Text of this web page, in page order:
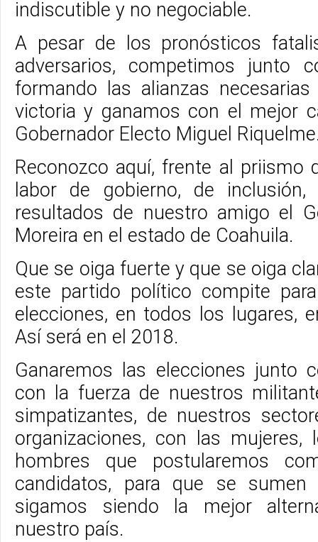
indiscutible y no negociable.
A pesar de los pronósticos
adversarios, competimos junto
formando las alianzas
victoria y ganamos con el mejor
Gobernador Electo Miguel
Reconozco aquí, frente al priismo
labor de gobierno, de
resultados de nuestro amigo el
Moreira en el estado de Coahuila.
Que se oiga fuerte y que se oiga
este partido político compite
elecciones, en todos los lugares,
Así será en el 2018.
Ganaremos las elecciones junto
con la fuerza de nuestros
simpatizantes, de nuestros
organizaciones, con las
hombres que postularemos
candidatos, para que se
sigamos siendo la mejor
nuestro país.